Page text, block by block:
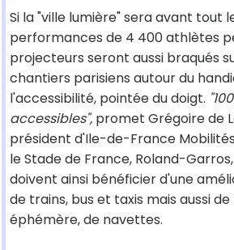
Si la "ville lumière" sera avant tout
performances de 4 400 athlètes
projecteurs seront aussi braqués
chantiers parisiens autour du
l'accessibilité, pointée du doigt.
accessibles", promet Grégoire de
président d'Ile-de-France
le Stade de France, Roland-
doivent ainsi bénéficier d'une
de trains, bus et taxis mais aussi
éphémère, de navettes.